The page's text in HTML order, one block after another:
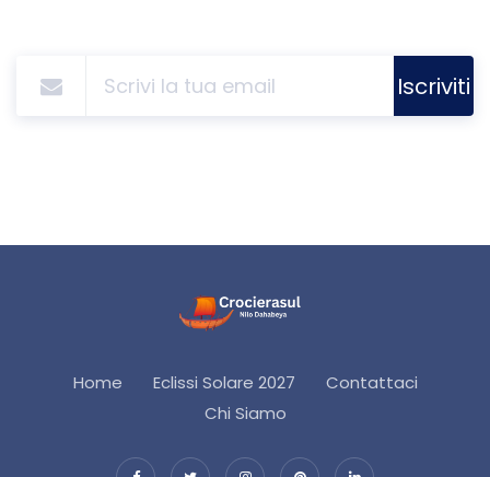
Iscriviti
Home Eclissi Solare 2027
Contattaci
Chi Siamo